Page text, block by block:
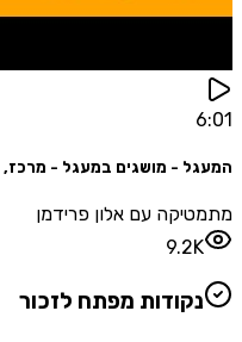
- מושגים במעגל - מרכז, רדיוס,
עם אלון פרידמן
מפתח לזכור